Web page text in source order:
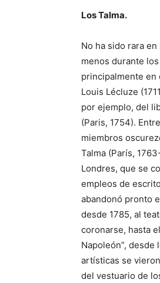
Los Talma.
No ha sido rara
menos durante
principalmente en
Louis Lécluze
por ejemplo, del
(Paris, 1754).
miembros
Talma (París,
Londres, que se
empleos de
abandonó pronto
desde 1785, al
coronarse, hasta
Napoleón”,
artísticas se
del vestuario de